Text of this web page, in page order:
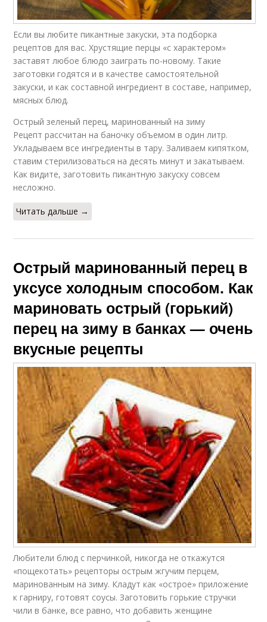
Если вы любите пикантные закуски, эта подборка
рецептов для вас. Хрустящие перцы «с характером»
заставят любое блюдо заиграть по-новому. Такие
заготовки годятся и в качестве самостоятельной
закуски, и как составной ингредиент в составе, например,
мясных блюд.
Острый зеленый перец, маринованный на зиму
Рецепт рассчитан на баночку объемом в один литр.
Укладываем все ингредиенты в тару. Заливаем кипятком,
ставим стерилизоваться на десять минут и закатываем.
Как видите, заготовить пикантную закуску совсем
несложно.
Читать дальше →
Острый маринованный перец в
уксусе холодным способом. Как
мариновать острый (горький)
перец на зиму в банках — очень
вкусные рецепты
Любители блюд с перчинкой, никогда не откажутся
«пощекотать» рецепторы острым жгучим перцем,
маринованным на зиму. Кладут как «острое» приложение
к гарниру, готовят соусы. Заготовить горькие стручки
чили в банке, все равно, что добавить женщине